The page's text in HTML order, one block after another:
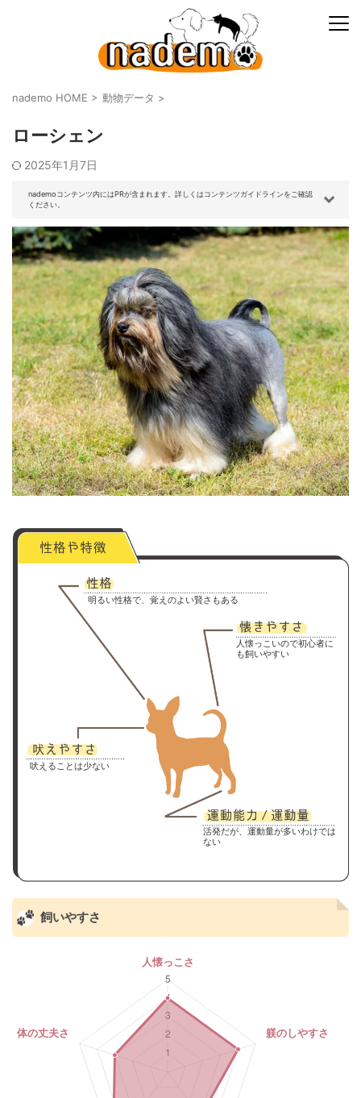
nademo HOME > 動物データ >
ローシェン
2025年1月7日
nademoコンテンツ内にはPRが含まれます。詳しくはコンテンツガイドラインをご確認
ください。
明るい性格で、覚えのよい賢さもある
人懐っこいので初心者に
も飼いやすい
吠えることは少ない
活発だが、運動量が多いわけでは
ない
飼いやすさ